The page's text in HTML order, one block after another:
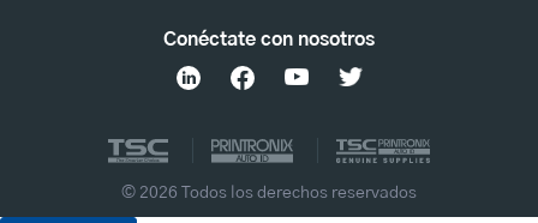
Conéctate con nosotros
© 2026 Todos los derechos reservados